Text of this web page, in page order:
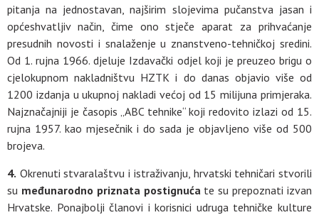
pitanja na jednostavan, najširim slojevima pučanstva jasan i
općeshvatljiv način, čime ono stječe aparat za prihvaćanje
presudnih novosti i snalaženje u znanstveno-tehničkoj sredini.
Od 1. rujna 1966. djeluje Izdavački odjel koji je preuzeo brigu o
cjelokupnom nakladništvu HZTK i do danas objavio više od
1200 izdanja u ukupnoj nakladi većoj od 15 milijuna primjeraka.
Najznačajniji je časopis „ABC tehnike“ koji redovito izlazi od 15.
rujna 1957. kao mjesečnik i do sada je objavljeno više od 500
brojeva.
4. Okrenuti stvaralaštvu i istraživanju, hrvatski tehničari stvorili
su međunarodno priznata postignuća te su prepoznati izvan
Hrvatske. Ponajbolji članovi i korisnici udruga tehničke kulture